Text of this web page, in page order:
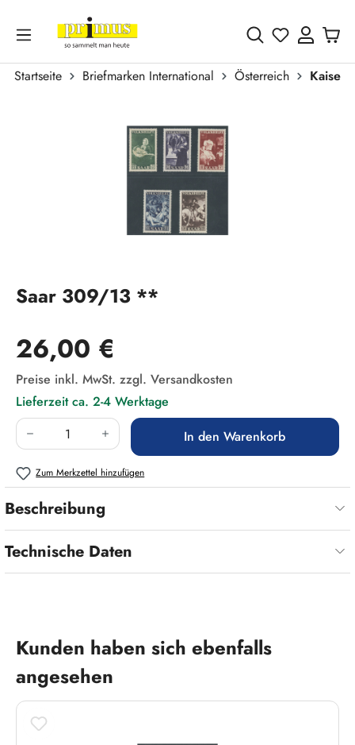
Zum Hauptinhalt springen
Du hast 0
Startseite Briefmarken International Österreich
Saar 309/13 **
Regulärer Preis:
26,00 €
Preise inkl. MwSt. zzgl. Versandkosten
Lieferzeit ca. 2-4 Werktage
Produkt Anzahl: Gib den gewünschten Wert
In den Warenkorb
Zum Merkzettel hinzufügen
Beschreibung
Technische Daten
Produktgalerie überspringen
Kunden haben sich ebenfalls
angesehen